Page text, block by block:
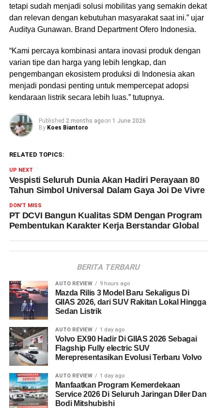
tetapi sudah menjadi solusi mobilitas yang semakin dekat
dan relevan dengan kebutuhan masyarakat saat ini.” ujar
Auditya Gunawan. Brand Department Ofero Indonesia.
“Kami percaya kombinasi antara inovasi produk dengan
varian tipe dan harga yang lebih lengkap, dan
pengembangan ekosistem produksi di Indonesia akan
menjadi pondasi penting untuk mempercepat adopsi
kendaraan listrik secara lebih luas.” tutupnya.
Published 2 months agoon 1 June 2026
By Koes Biantoro
RELATED TOPICS:
UP NEXT
Vespisti Seluruh Dunia Akan Hadiri Perayaan 80
Tahun Simbol Universal Dalam Gaya Joi De Vivre
DON'T MISS
PT DCVI Bangun Kualitas SDM Dengan Program
Pembentukan Karakter Kerja Berstandar Global
BERITA TERBARU
AUTO REVIEW 9 hours ago
Mazda Rilis 3 Model Baru Sekaligus Di
GIIAS 2026, dari SUV Rakitan Lokal Hingga
Sedan Listrik
AUTO REVIEW 1 day ago
Volvo EX90 Hadir Di GIIAS 2026 Sebagai
Flagship Fully electric SUV
Merepresentasikan Evolusi Terbaru Volvo
AUTO REVIEW 1 day ago
Manfaatkan Program Kemerdekaan
Service 2026 Di Seluruh Jaringan Diler Dan
Bodi Mitshubishi